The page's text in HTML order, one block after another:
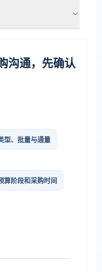
沟通，先确认
型、批量与通量
算阶段和采购时间